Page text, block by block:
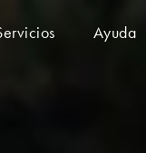
Ayuda